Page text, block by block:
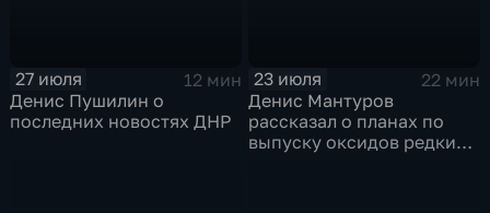
27 июля
12 мин
Денис Пушилин о
последних новостях ДНР
23 июля
22 мин
Денис Мантуров
рассказал о планах по
выпуску оксидов редких